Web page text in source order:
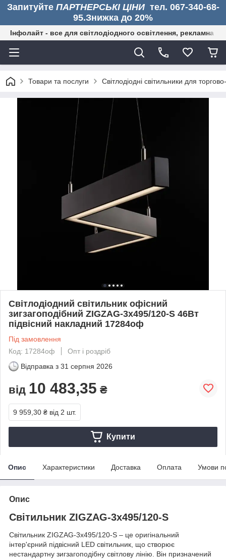
Запитуйте ПАРТНЕРСЬКІ ЦІНИтел. 067-340-68-
95.Знижка до 20%
Інфолайт - все для світлодіодного освітлення, рекламна
Товари та послуги Світлодіодні світильники для
Світлодіодний світильник офісний
зигзагоподібний ZIGZAG-3x495/120-S 46Вт
підвісний накладний 17284оф
Під замовлення
Код: 17284оф
Опт і роздріб
Відправка з 31 серпня 2026
від 10 483,35 ₴
9 959,30 ₴ від 2 шт.
Купити
Опис Характеристики Доставка Оплата Умови
Опис
Світильник ZIGZAG-3x495/120-S
Світильник ZIGZAG-3x495/120-S – це оригінальний
інтер'єрний підвісний LED світильник, що створює
нестандартну зигзагоподібну світлову лінію. Він призначений